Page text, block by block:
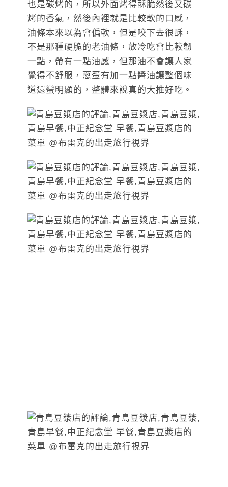
也是碳烤的，所以外面烤得酥脆然後又碳
烤的香氣，然後內裡就是比較軟的口感，
油條本來以為會偏軟，但是咬下去很酥，
不是那種硬脆的老油條，放冷吃會比較韌
一點，帶有一點油感，但那油不會讓人家
覺得不舒服，蔥蛋有加一點醬油讓整個味
道還蠻明顯的，整體來說真的大推好吃。